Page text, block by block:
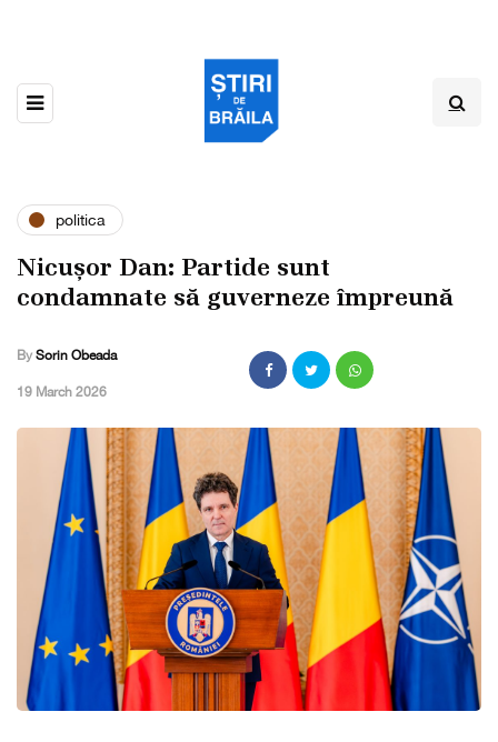
politica
Nicușor Dan: Partide sunt
condamnate să guverneze împreună
By Sorin Obeada
,19 March 2026